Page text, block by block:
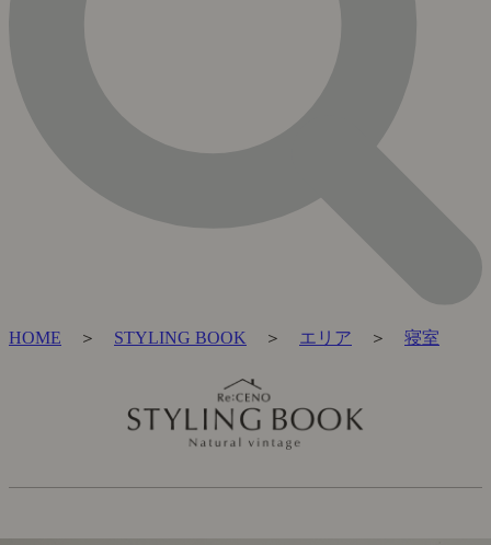
HOME ＞ STYLING BOOK ＞ エリア ＞ 寝室